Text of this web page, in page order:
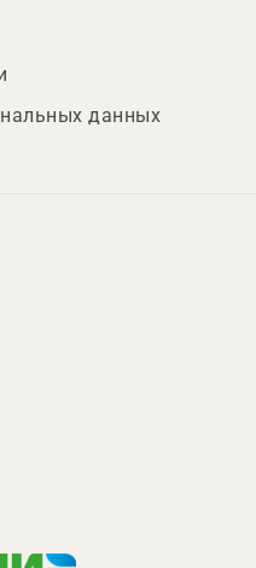
данных